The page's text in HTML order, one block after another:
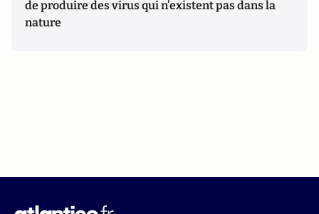
de produire des virus qui n’existent pas dans la
nature